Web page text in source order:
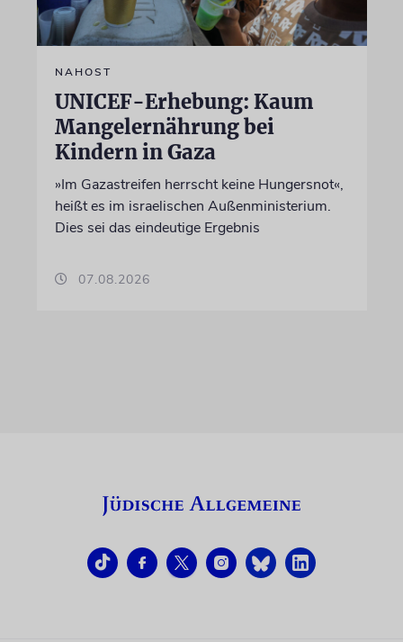
NAHOST
UNICEF-Erhebung: Kaum
Mangelernährung bei
Kindern in Gaza
»Im Gazastreifen herrscht keine Hungersnot«,
heißt es im israelischen Außenministerium.
Dies sei das eindeutige Ergebnis
07.08.2026